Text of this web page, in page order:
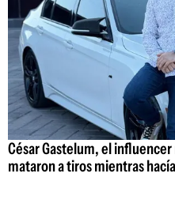
César Gastelum, el
mataron a tiros mientras